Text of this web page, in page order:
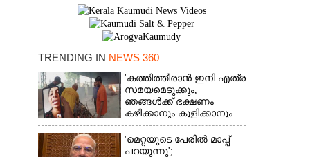
TRENDING IN NEWS 360
'കത്തിത്തീരാൻ ഇനി എത്ര
സമയമെടുക്കും,
ഞങ്ങൾക്ക് ഭക്ഷണം
കഴിക്കാനും കുളിക്കാനും
ഉള്ളതാണ്': അച്ഛന്റെ
സംസ്കാരചടങ്ങിനിടെ
മക്കൾ
'മെറ്റയുടെ പേരിൽ മാപ്പ്
പറയുന്നു';